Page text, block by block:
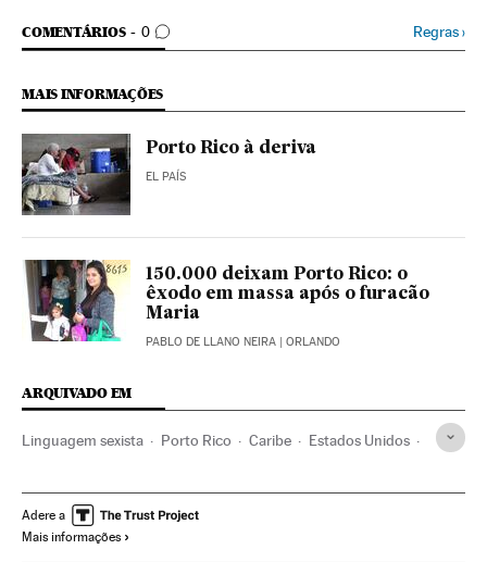
COMENTÁRIOS 0
COMENTÁRIOS Regras›
MAIS INFORMAÇÕES
Porto Rico à deriva
EL PAÍS
150.000 deixam Porto Rico: o
êxodo em massa após o furacão
Maria
PABLO DE LLANO NEIRA | ORLANDO
ARQUIVADO EM
Linguagem sexista Porto Rico Caribe Estados Unidos
Relações gênero América
Problemas sociais
Adere a
Mais informações